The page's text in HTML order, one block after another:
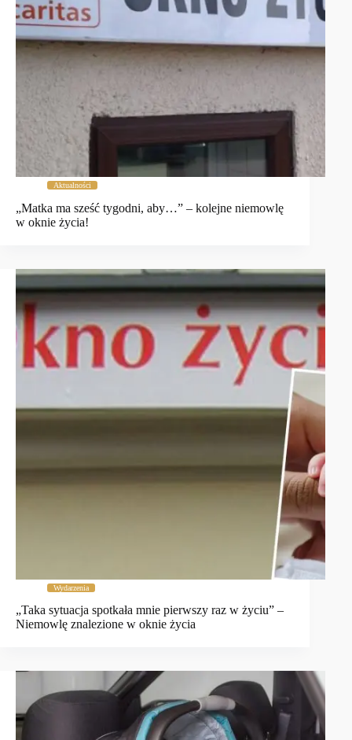
Aktualności
„Matka ma sześć tygodni, aby…” – kolejne niemowlę
w oknie życia!
Wydarzenia
„Taka sytuacja spotkała mnie pierwszy raz w życiu” –
Niemowlę znalezione w oknie życia